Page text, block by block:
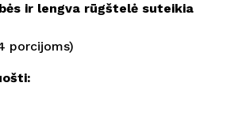
ir lengva rūgštelė suteikia
porcijoms)